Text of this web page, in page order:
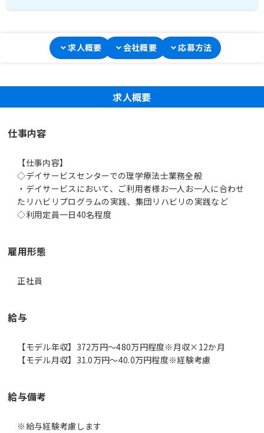
求人概要 会社概要 応募方法
求人概要
仕事内容
【仕事内容】
◇デイサービスセンターでの理学療法士業務全般
・デイサービスにおいて、ご利用者様お一人お一人に合わせ
たリハビリプログラムの実践、集団リハビリの実践など
◇利用定員一日40名程度
雇用形態
正社員
給与
【モデル年収】372万円〜480万円程度※月収×12か月
【モデル月収】31.0万円〜40.0万円程度※経験考慮
給与備考
※給与経験考慮します